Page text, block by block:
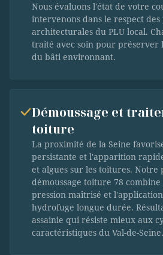
Nous évaluons l'état de votre
intervenons dans le respect
architecturales du PLU local.
traité avec soin pour préserver
du bâti environnant.
Démoussage et
toiture
La proximité de la Seine
persistante et l'apparition
et algues sur les toitures. Notre
démoussage toiture 78
pression maîtrisé et
hydrofuge longue durée.
assainie qui résiste mieux aux
caractéristiques du Val-de-Seine.